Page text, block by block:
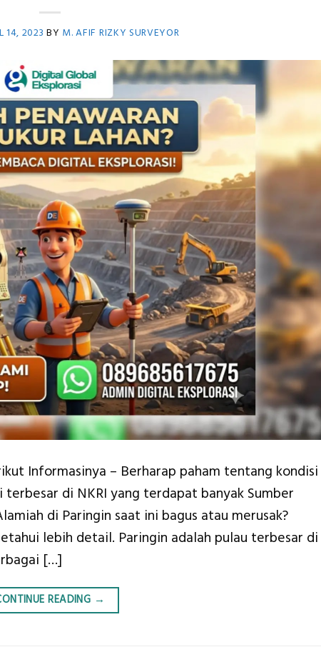
14, 2023 BY M. AFIF RIZKY SURVEYOR
Informasinya – Berharap paham tentang kondisi
terbesar di NKRI yang terdapat banyak Sumber
di Paringin saat ini bagus atau merusak?
lebih detail. Paringin adalah pulau terbesar di
[…]
READING →